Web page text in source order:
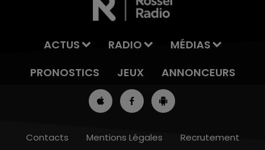
ACTUS RADIO
MÉDIAS
PRONOSTICS
JEUX ANNONCEURS
Contacts Mentions Légales Recrutement